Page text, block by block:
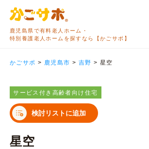
鹿児島県で有料老人ホーム・
特別養護老人ホームを探すなら【かごサポ】
かごサポ > 鹿児島市 > 吉野 > 星空
サービス付き高齢者向け住宅
検討リストに追加
星空